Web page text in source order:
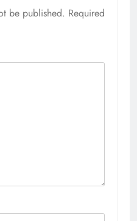
be published. Required